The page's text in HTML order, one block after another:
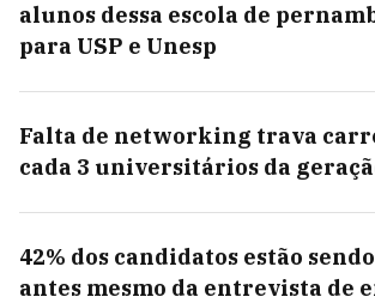
alunos dessa escola de
para USP e Unesp
Falta de networking trava
cada 3 universitários da
42% dos candidatos estão
antes mesmo da entrevista de